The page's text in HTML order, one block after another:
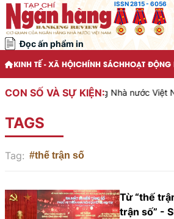
ISSN 2815 - 6056
Đọc ấn phẩm in
KINH TẾ - XÃ HỘICHÍNH SÁCHHOẠT ĐỘNG
CON SỐ VÀ SỰ KIỆN:Ngân hàng Nhà nước Việt
TAGS
Tag: #thế trận số
Từ “thế
trận số” -